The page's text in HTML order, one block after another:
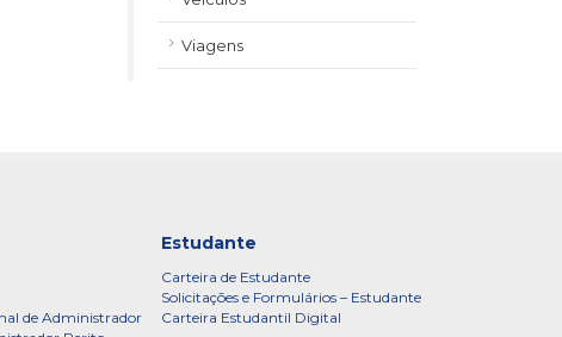
Viagens
de Administrador
Estudante
Carteira de Estudante
Solicitações e Formulários – Estudante
Carteira Estudantil Digital